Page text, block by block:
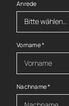
Anrede
Vorname*
Nachname*